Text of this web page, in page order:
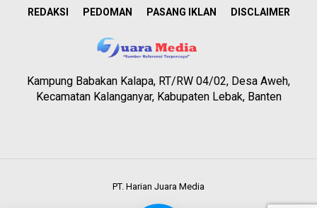
REDAKSI PEDOMAN PASANG IKLAN DISCLAIMER
Kampung Babakan Kalapa, RT/RW 04/02, Desa Aweh,
Kecamatan Kalanganyar, Kabupaten Lebak, Banten
PT. Harian Juara Media